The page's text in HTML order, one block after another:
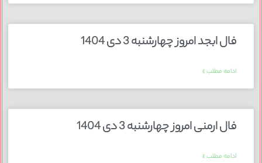
فال ابجد امروز چهارشنبه 3 دی 1404
ادامه مطلب »
فال ارمنی امروز چهارشنبه 3 دی 1404
ادامه مطلب »